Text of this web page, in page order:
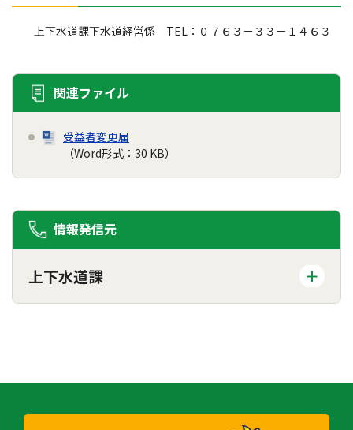
上下水道課下水道経営係 TEL：０７６３－３３－１４６３
関連ファイル
受益者変更届
（Word形式：30 KB）
情報発信元
上下水道課